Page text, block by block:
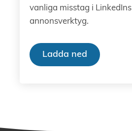
vanliga misstag i LinkedIns
annonsverktyg.
Ladda ned